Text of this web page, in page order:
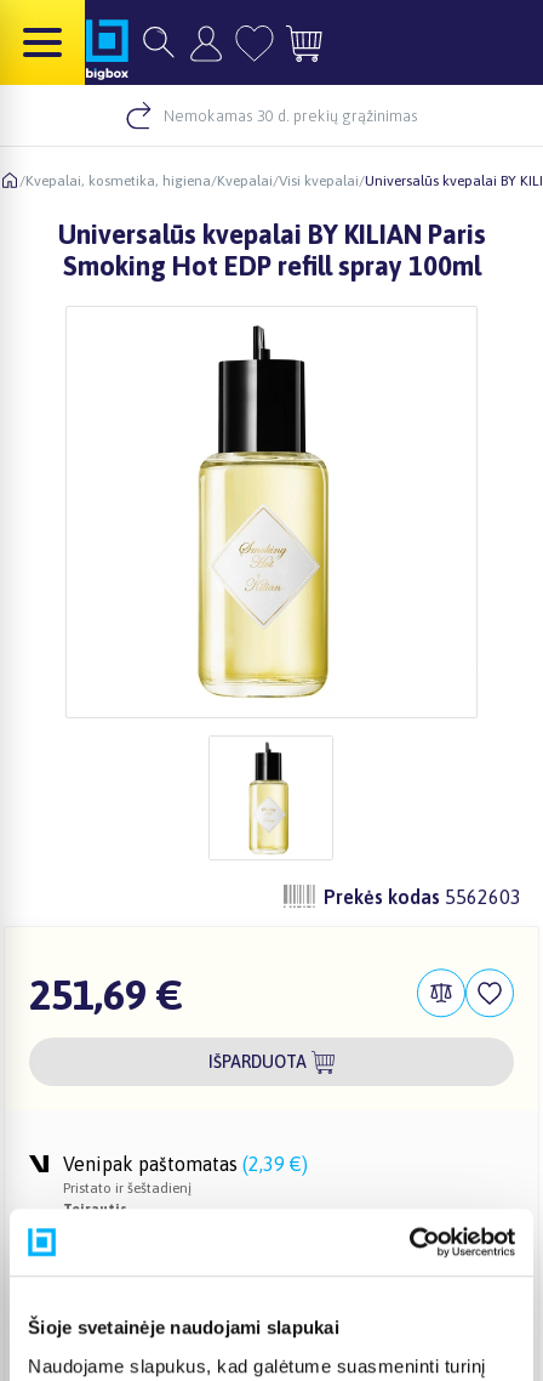
Šioje svetainėje naudojami slapukai
Naudojame slapukus, kad galėtume suasmeninti turinį
Nemokamas 30 d. prekių grąžinimas
/Kvepalai, kosmetika, higiena/Kvepalai/Visi kvepalai/Universalūs kvepalai BY
Universalūs kvepalai BY KILIAN Paris
Smoking Hot EDP refill spray 100ml
Prekės kodas 5562603
251,69 €
IŠPARDUOTA
Venipak paštomatas (2,39 €)
Pristato ir šeštadienį
Teirautis
Teirautis
Pristato ir šeštadienį
Teirautis